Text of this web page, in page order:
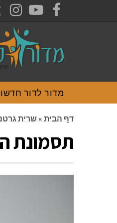
FACEBOOK
מדור לדור
דף הבית » שרית
תסמונת